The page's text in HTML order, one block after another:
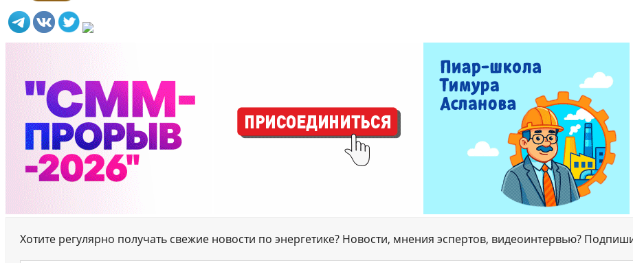
Хотите регулярно получать свежие новости по энергетике? Новости, мнения эспертов, видеоинтервью?